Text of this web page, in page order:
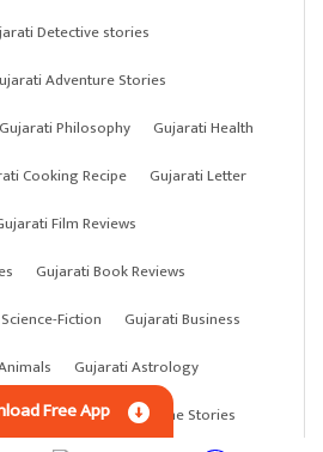
Detective stories
Adventure Stories
Gujarati Philosophy
Gujarati Health
Cooking Recipe
Gujarati Letter
Film Reviews
Gujarati Book Reviews
Fiction
Gujarati Business
Gujarati Astrology
Anything Gujarati Crime Stories
Free App